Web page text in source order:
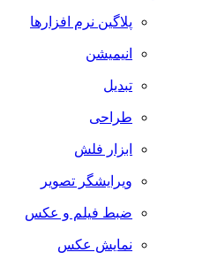
پلاگین نرم افزارها
انیمیشن
تبدیل
طراحی
ابزار فلش
ویرایشگر تصویر
ضبط فيلم و عكس
نمایش عکس